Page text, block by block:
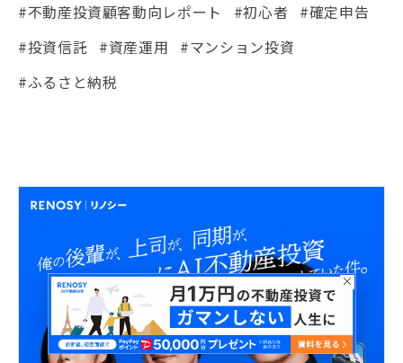
#不動産投資顧客動向レポート
#初心者
#確定申告
#投資信託
#資産運用
#マンション投資
#ふるさと納税